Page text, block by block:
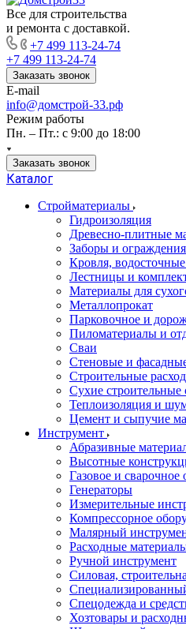
Все для строительства
и ремонта с доставкой.
+7 499 113-24-74
+7 499 113-24-74
Заказать звонок
E-mail
info@домстрой-33.рф
Режим работы
Пн. – Пт.: с 9:00 до 18:00
Заказать звонок
Каталог
Стройматериалы
Гидроизоляция
Древесно-плитные
Заборы и ограждения
Кровля,
Лестницы и
Материалы для
Металлопрокат
Парковочное и
Пиломатериалы и
Сваи
Стеновые и
Строительные
Сухие строительные
Теплоизоляция и
Цемент и сыпучие
Инструмент
Абразивные
Высотные
Газовое и сварочное
Генераторы
Измерительные
Компрессорное
Малярный
Расходные
Ручной инструмент
Силовая,
Спецодежда и
Хозтовары и